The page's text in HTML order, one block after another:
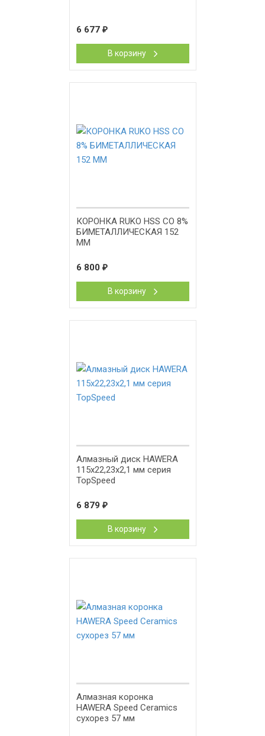
6 677 ₽
В корзину
КОРОНКА RUKO HSS CO 8%
БИМЕТАЛЛИЧЕСКАЯ 152
ММ
6 800 ₽
В корзину
Алмазный диск HAWERA
115х22,23х2,1 мм серия
TopSpeed
6 879 ₽
В корзину
Алмазная коронка
HAWERA Speed Ceramics
сухорез 57 мм